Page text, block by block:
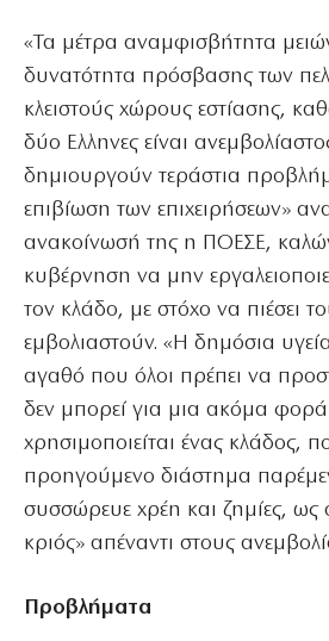
«Τα μέτρα αναμφισβήτητα
δυνατότητα πρόσβασης των
κλειστούς χώρους εστίασης,
δύο Ελληνες είναι
δημιουργούν τεράστια
επιβίωση των επιχειρήσεων»
ανακοίνωσή της η ΠΟΕΣΕ,
κυβέρνηση να μην
τον κλάδο, με στόχο να πιέσει
εμβολιαστούν. «Η δημόσια
αγαθό που όλοι πρέπει να
δεν μπορεί για μια ακόμα
χρησιμοποιείται ένας κλάδος,
προηγούμενο διάστημα
συσσώρευε χρέη και ζημίες, ως
κριός» απέναντι στους
Προβλήματα